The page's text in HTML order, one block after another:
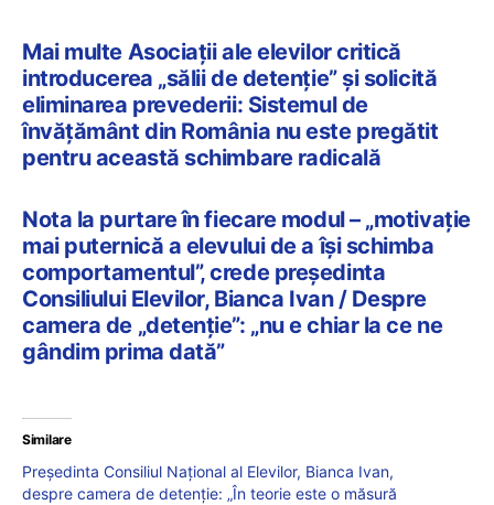
Mai multe Asociații ale elevilor critică
introducerea „sălii de detenție” și solicită
eliminarea prevederii: Sistemul de
învățământ din România nu este pregătit
pentru această schimbare radicală
Nota la purtare în fiecare modul – „motivație
mai puternică a elevului de a își schimba
comportamentul”, crede președinta
Consiliului Elevilor, Bianca Ivan / Despre
camera de „detenție”: „nu e chiar la ce ne
gândim prima dată”
Similare
Președinta Consiliul Național al Elevilor, Bianca Ivan,
despre camera de detenție: „În teorie este o măsură